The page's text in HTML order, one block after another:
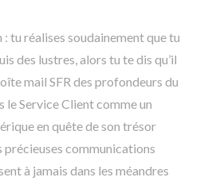
tu réalises soudainement que tu
des lustres, alors tu te dis qu’il
mail SFR des profondeurs du
Service Client comme un
en quête de son trésor
communications
à jamais dans les méandres